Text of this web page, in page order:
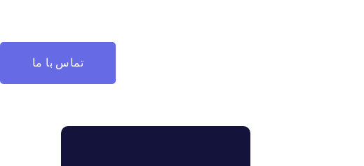
تماس با ما